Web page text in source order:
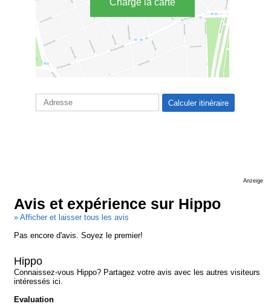
Charge la carte
Anzeige
Avis et expérience sur Hippo
» Afficher et laisser tous les avis
Pas encore d'avis. Soyez le premier!
Hippo
Connaissez-vous Hippo? Partagez votre avis avec les autres visiteurs
intéressés ici.
Evaluation